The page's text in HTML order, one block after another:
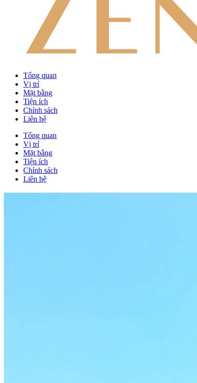
Tổng quan
Vị trí
Mặt bằng
Tiện ích
Chính sách
Liên hệ
Tổng quan
Vị trí
Mặt bằng
Tiện ích
Chính sách
Liên hệ